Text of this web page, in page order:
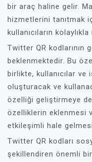
bir araç haline gelir.
hizmetlerini tanıtmak
kullanıcıların
Twitter QR kodlarının
beklenmektedir. Bu
birlikte, kullanıcılar
oluşturacak ve
özelliği geliştirmeye
özelliklerin eklenmesi
etkileşimli hale
Twitter QR kodları
şekillendiren önemli